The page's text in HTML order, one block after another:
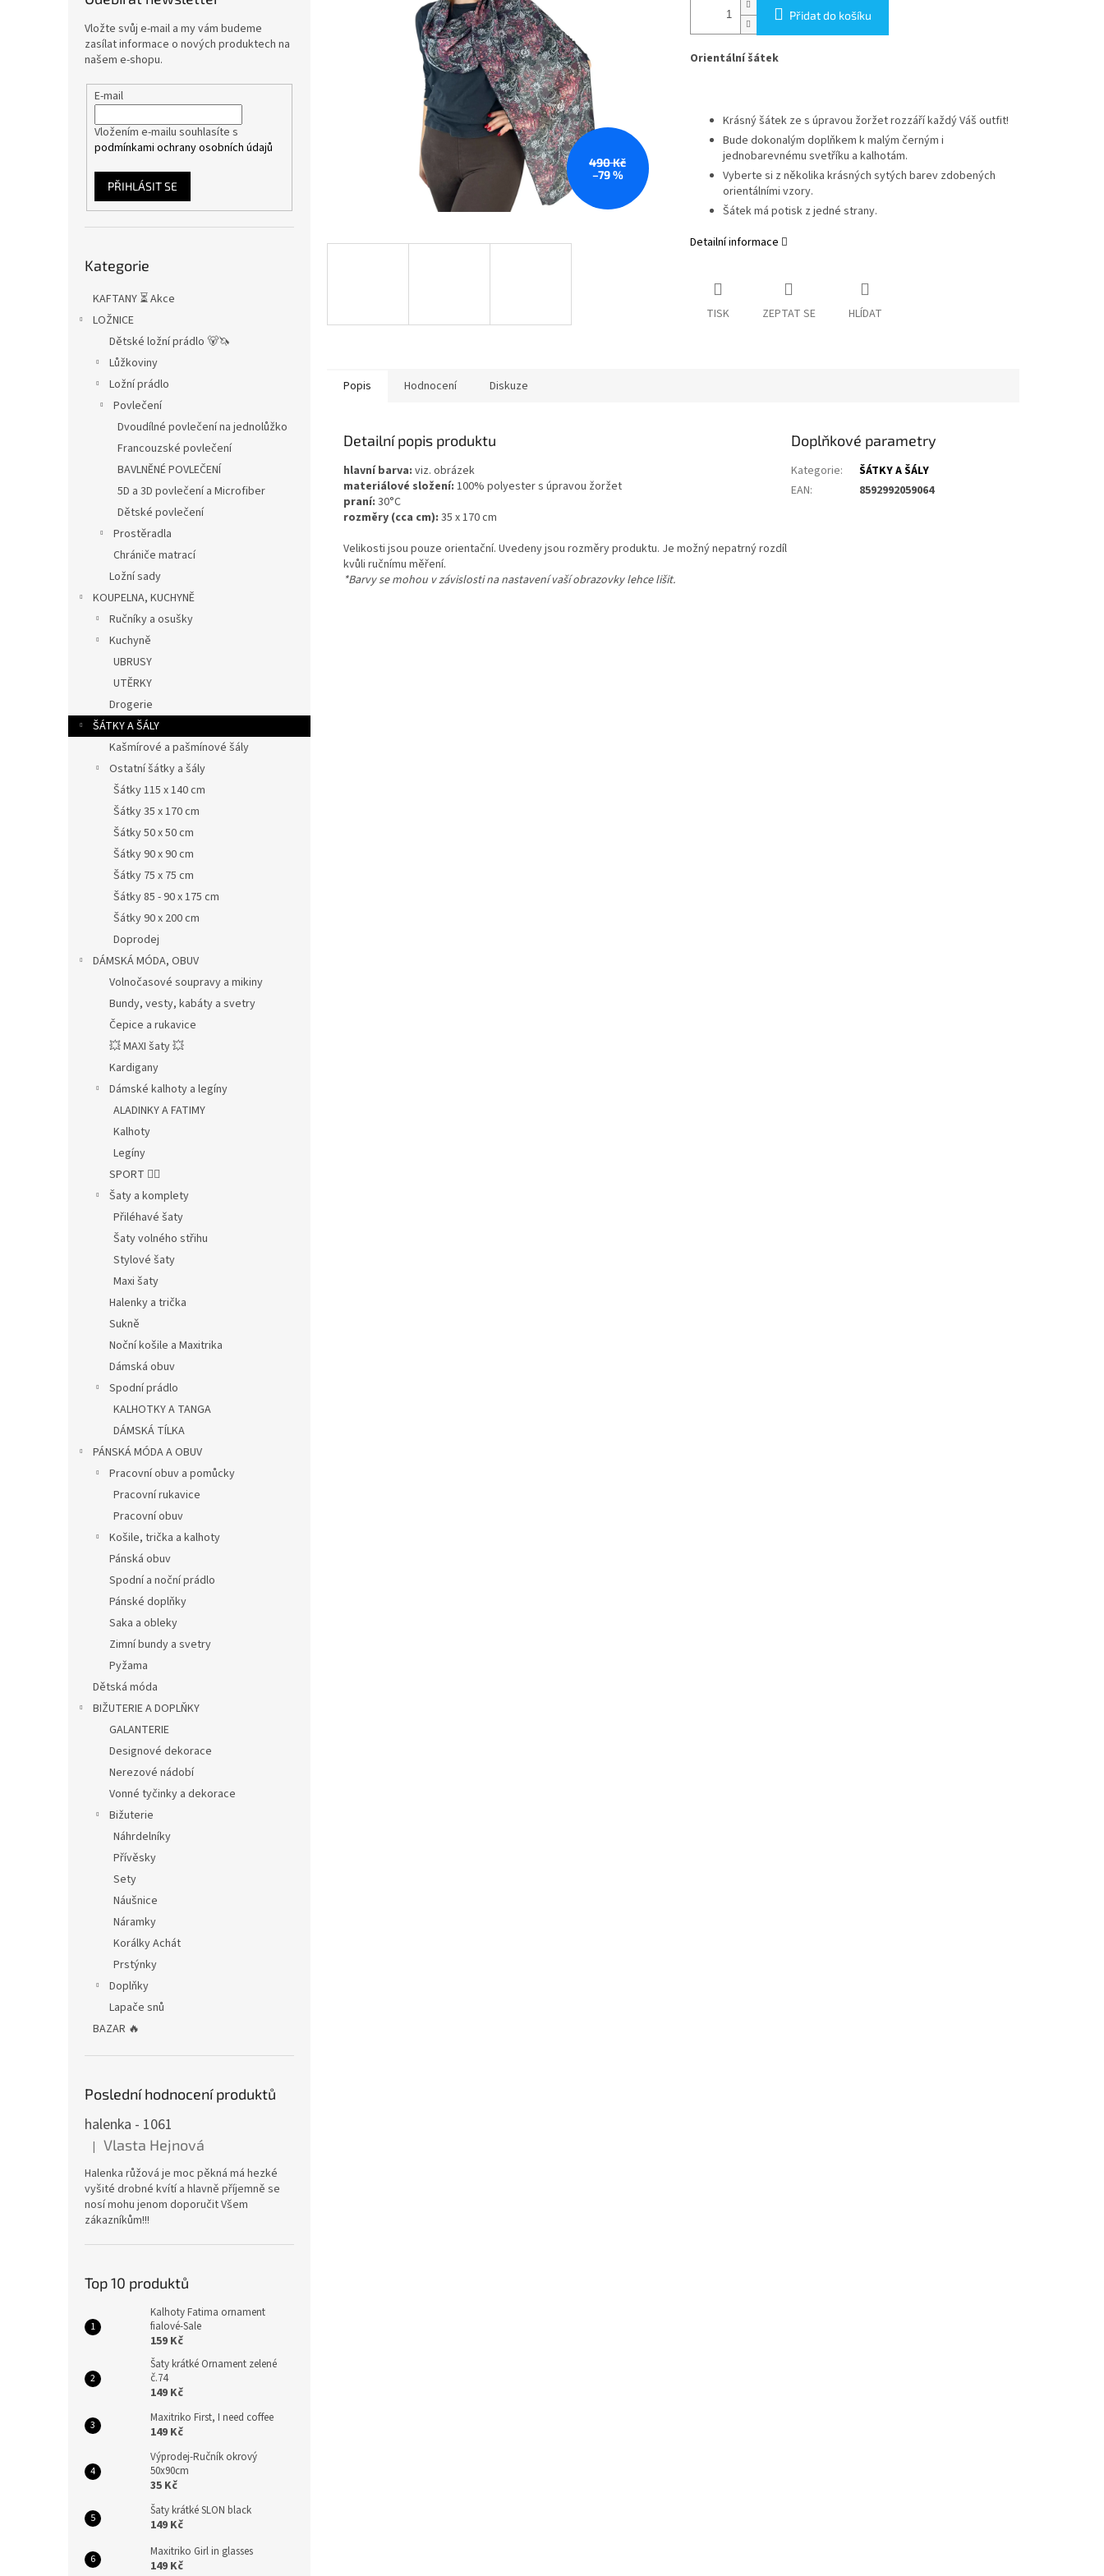
Vložte svůj e-mail a my vám budeme
zasílat informace o nových produktech na
našem e-shopu.
E-mail
Vložením e-mailu souhlasíte s
podmínkami ochrany osobních údajů
PŘIHLÁSIT SE
kategorie
Kategorie
KAFTANY ⏳ Akce
LOŽNICE
Dětské ložní prádlo 🐻🦄
Lůžkoviny
Ložní prádlo
Povlečení
Dvoudílné povlečení na jednolůžko
Francouzské povlečení
BAVLNĚNÉ POVLEČENÍ
5D a 3D povlečení a Microfiber
Dětské povlečení
Prostěradla
Chrániče matrací
Ložní sady
KOUPELNA, KUCHYNĚ
Ručníky a osušky
Kuchyně
UBRUSY
UTĚRKY
Drogerie
ŠÁTKY A ŠÁLY
Kašmírové a pašmínové šály
Ostatní šátky a šály
Šátky 115 x 140 cm
Šátky 35 x 170 cm
Šátky 50 x 50 cm
Šátky 90 x 90 cm
Šátky 75 x 75 cm
Šátky 85 - 90 x 175 cm
Šátky 90 x 200 cm
Doprodej
DÁMSKÁ MÓDA, OBUV
Volnočasové soupravy a mikiny
Bundy, vesty, kabáty a svetry
Čepice a rukavice
💥 MAXI šaty 💥
Kardigany
Dámské kalhoty a legíny
ALADINKY A FATIMY
Kalhoty
Legíny
SPORT 🤸‍♂️
Šaty a komplety
Přiléhavé šaty
Šaty volného střihu
Stylové šaty
Maxi šaty
Halenky a trička
Sukně
Noční košile a Maxitrika
Dámská obuv
Spodní prádlo
KALHOTKY A TANGA
DÁMSKÁ TÍLKA
PÁNSKÁ MÓDA A OBUV
Pracovní obuv a pomůcky
Pracovní rukavice
Pracovní obuv
Košile, trička a kalhoty
Pánská obuv
Spodní a noční prádlo
Pánské doplňky
Saka a obleky
Zimní bundy a svetry
Pyžama
Dětská móda
BIŽUTERIE A DOPLŇKY
GALANTERIE
Designové dekorace
Nerezové nádobí
Vonné tyčinky a dekorace
Bižuterie
Náhrdelníky
Přívěsky
Sety
Náušnice
Náramky
Korálky Achát
Prstýnky
Doplňky
Lapače snů
BAZAR 🔥
Poslední hodnocení produktů
halenka - 1061
Hodnocení produktu je 5 z 5 hvězdiček.
| Vlasta Hejnová
Halenka růžová je moc pěkná má hezké
vyšité drobné kvítí a hlavně příjemně se
nosí mohu jenom doporučit Všem
zákazníkům!!!
Top 10 produktů
Kalhoty Fatima ornament
fialové-Sale
159 Kč
Šaty krátké Ornament zelené
č.74
149 Kč
Maxitriko First, I need coffee
149 Kč
Výprodej-Ručník okrový
50x90cm
35 Kč
Šaty krátké SLON black
149 Kč
Maxitriko Girl in glasses
149 Kč
490 Kč
–79 %
Přidat do košíku
Orientální šátek
Krásný šátek ze s úpravou žoržet rozzáří každý Váš outfit!
Bude dokonalým doplňkem k malým černým i
jednobarevnému svetříku a kalhotám.
Vyberte si z několika krásných sytých barev zdobených
orientálními vzory.
Šátek má potisk z jedné strany.
Detailní informace
TISK ZEPTAT SE HLÍDAT
Popis Hodnocení Diskuze
Detailní popis produktu
hlavní barva: viz. obrázek
materiálové složení: 100% polyester s úpravou žoržet
praní: 30°C
rozměry (cca cm): 35 x 170 cm
Velikosti jsou pouze orientační. Uvedeny jsou rozměry produktu. Je možný nepatrný rozdíl
kvůli ručnímu měření.
*Barvy se mohou v závislosti na nastavení vaší obrazovky lehce lišit.
Doplňkové parametry
Kategorie:
ŠÁTKY A ŠÁLY
EAN: 8592992059064